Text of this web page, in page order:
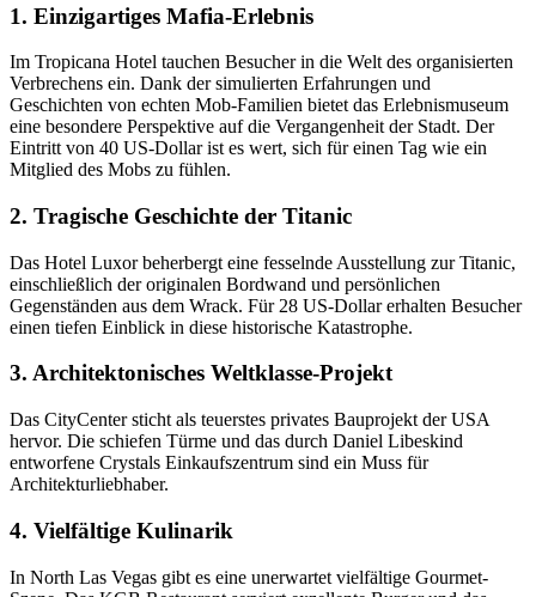
1. Einzigartiges Mafia-Erlebnis
Im Tropicana Hotel tauchen Besucher in die Welt des organisierten
Verbrechens ein. Dank der simulierten Erfahrungen und
Geschichten von echten Mob-Familien bietet das Erlebnismuseum
eine besondere Perspektive auf die Vergangenheit der Stadt. Der
Eintritt von 40 US-Dollar ist es wert, sich für einen Tag wie ein
Mitglied des Mobs zu fühlen.
2. Tragische Geschichte der Titanic
Das Hotel Luxor beherbergt eine fesselnde Ausstellung zur Titanic,
einschließlich der originalen Bordwand und persönlichen
Gegenständen aus dem Wrack. Für 28 US-Dollar erhalten Besucher
einen tiefen Einblick in diese historische Katastrophe.
3. Architektonisches Weltklasse-Projekt
Das CityCenter sticht als teuerstes privates Bauprojekt der USA
hervor. Die schiefen Türme und das durch Daniel Libeskind
entworfene Crystals Einkaufszentrum sind ein Muss für
Architekturliebhaber.
4. Vielfältige Kulinarik
In North Las Vegas gibt es eine unerwartet vielfältige Gourmet-